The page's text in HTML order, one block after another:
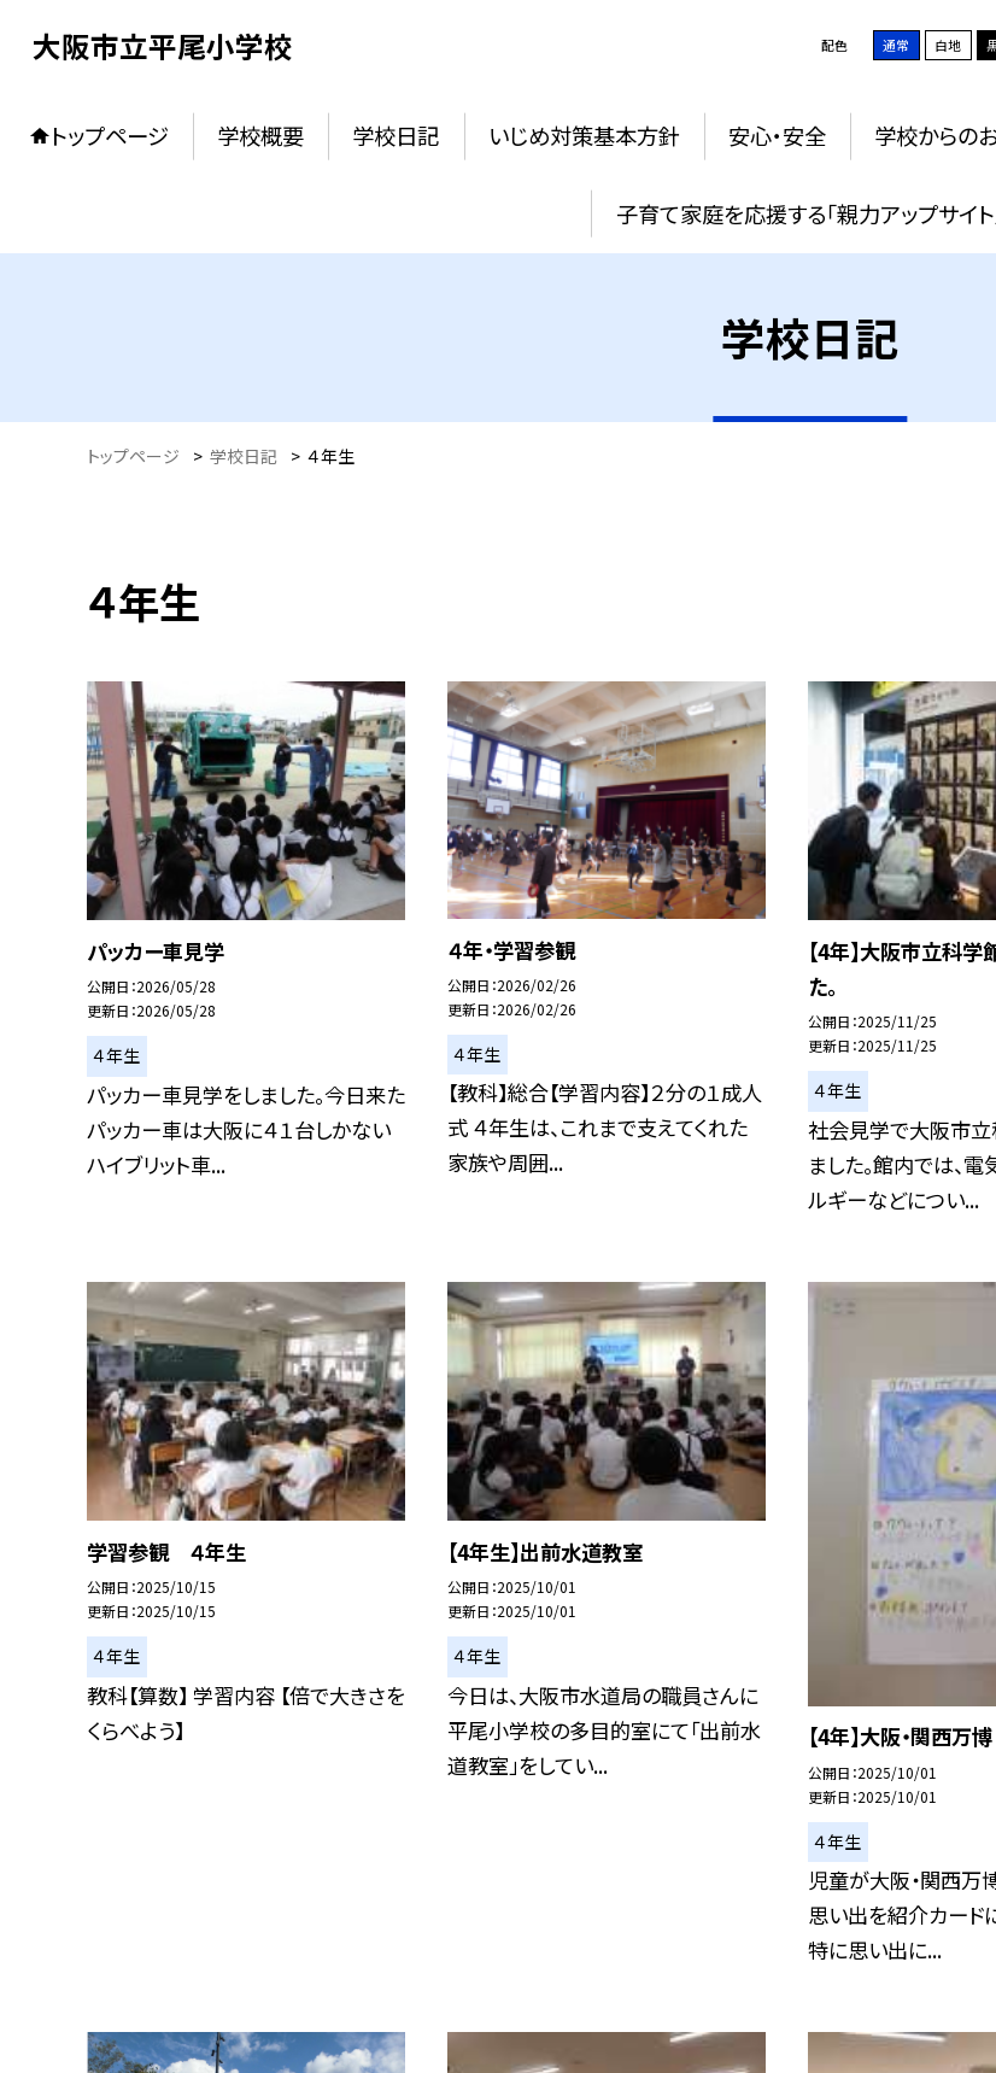
大阪市立平尾小学校 配色 通常 白地
トップページ 学校概要 学校日記 いじめ対策基本方針 安心・安全 学校からの
子育て家庭を応援する「親力アップサイト
学校日記
トップページ > 学校日記 > ４年生
４年生
パッカー車見学
公開日 2026/05/28
更新日 2026/05/28
４年生
パッカー車見学をしました。今日来た
パッカー車は大阪に４１台しかない
ハイブリット車...
４年・学習参観
公開日 2026/02/26
更新日 2026/02/26
４年生
【教科】総合【学習内容】２分の１成人
式 ４年生は、これまで支えてくれた
家族や周囲...
【4年】大阪市立科学
た。
公開日 2025/11/25
更新日 2025/11/25
４年生
社会見学で大阪市
ました。館内では、
ルギーなどについ...
学習参観 ４年生
公開日 2025/10/15
更新日 2025/10/15
４年生
教科【算数】 学習内容 【倍で大きさを
くらべよう】
【4年生】出前水道教室
公開日 2025/10/01
更新日 2025/10/01
４年生
今日は、大阪市水道局の職員さんに
平尾小学校の多目的室にて「出前水
道教室」をしてい...
【4年】大阪・関西万博
公開日 2025/10/01
更新日 2025/10/01
４年生
児童が大阪・関西万
思い出を紹介カード
特に思い出に...